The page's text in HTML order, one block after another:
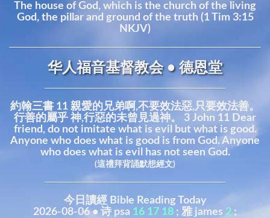
The house of God, which is the church of the living
God, the pillar and ground of the truth (1 Tim 3:15
NKJV)
华人福音基督教会 • 德恩堂
約翰三書 11 親愛的兄弟啊,不要效法惡,只要效法善。
行善的屬乎 神,行惡的未曾見過神。 3 John 11 Dear
friend, do not imitate what is evil but what is good.
Anyone who does what is good is from God. Anyone
who does what is evil has not seen God.
(這禮拜背誦默想經文)
今日讀經 Bible Reading Today
2026-08-06 • 诗 psa 16 17 18 ; 雅 james 2 ;